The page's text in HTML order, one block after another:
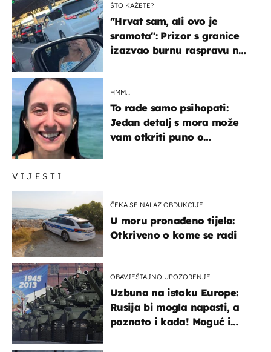
VIJESTI
ČEKA SE NALAZ OBDUKCIJE
U moru pronađeno tijelo:
Otkriveno o kome se radi
OBAVJEŠTAJNO UPOZORENJE
Uzbuna na istoku Europe:
Rusija bi mogla napasti, a
poznato i kada! Moguć i
ŠTO KAŽETE?
"Hrvat sam, ali ovo je
sramota": Prizor s granice
izazvao burnu raspravu na
HMM…
To rade samo psihopati:
Jedan detalj s mora može
vam otkriti puno o